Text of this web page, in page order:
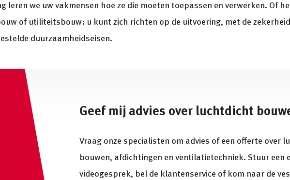
leren we uw vakmensen hoe ze die moeten toepassen en verwerken. Of
of utiliteitsbouw: u kunt zich richten op de uitvoering, met de
duurzaamheidseisen.
Geef mij advies over luchtdicht
Vraag onze specialisten om advies of een offerte over
bouwen, afdichtingen en ventilatietechniek. Stuur een
videogesprek, bel de klantenservice of kom naar de